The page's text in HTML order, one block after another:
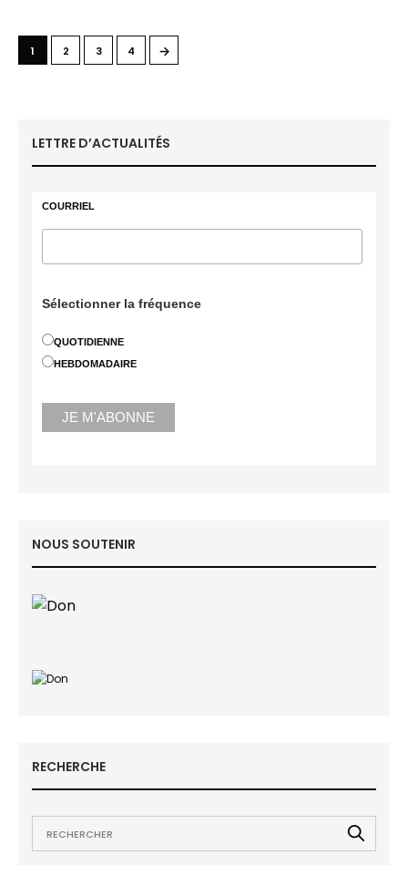
1 2 3 4 →
LETTRE D’ACTUALITÉS
COURRIEL
Sélectionner la fréquence
QUOTIDIENNE
HEBDOMADAIRE
NOUS SOUTENIR
RECHERCHE